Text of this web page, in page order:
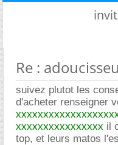
Re :
suivez plutot les
d'acheter renseigner
xxxxxxxxxxxxxxxx il
top, et leurs matos